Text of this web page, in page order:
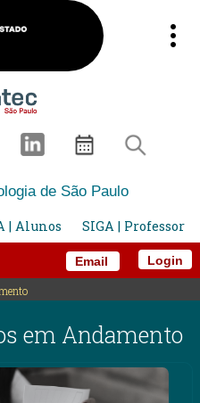
Email
de São Paulo
| Alunos SIGA | Professor
Login
em Andamento